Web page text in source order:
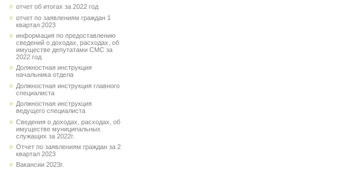
отчет об итогах за 2022 год
отчет по заявлениям граждан 1
квартал 2023
информация по предоставлению
сведений о доходах, расходах, об
имуществе депутатами СМС за
2022 год
Должностная инструкция
начальника отдела
Должностная инструкция главного
специалиста
Должностная инструкция
ведущего специалиста
Сведения о доходах, расходах, об
имуществе муниципальных
служащих за 2022г.
Отчет по заявлениям граждан за 2
квартал 2023
Вакансии 2023г.